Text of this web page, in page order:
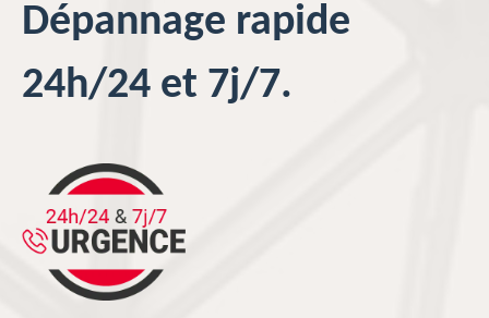
Dépannage rapide
24h/24 et 7j/7.